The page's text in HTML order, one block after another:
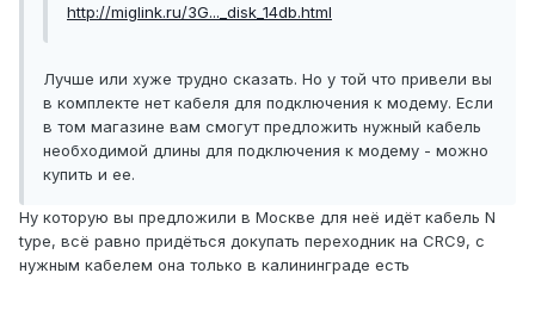
http://miglink.ru/3G..._disk_14db.html
Лучше или хуже трудно сказать. Но у той что привели вы
в комплекте нет кабеля для подключения к модему. Если
в том магазине вам смогут предложить нужный кабель
необходимой длины для подключения к модему - можно
купить и ее.
Ну которую вы предложили в Москве для неё идёт кабель N
type, всё равно придёться докупать переходник на CRC9, с
нужным кабелем она только в калининграде есть